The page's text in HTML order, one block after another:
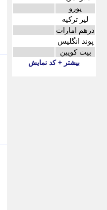
یورو
لیر ترکیه
درهم امارات
پوند انگلیس
بیت کویین
بیشتر + کد نمایش